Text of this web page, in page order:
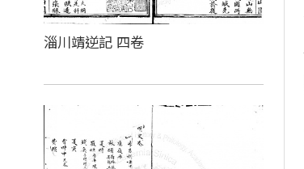
淄川靖逆記 四卷